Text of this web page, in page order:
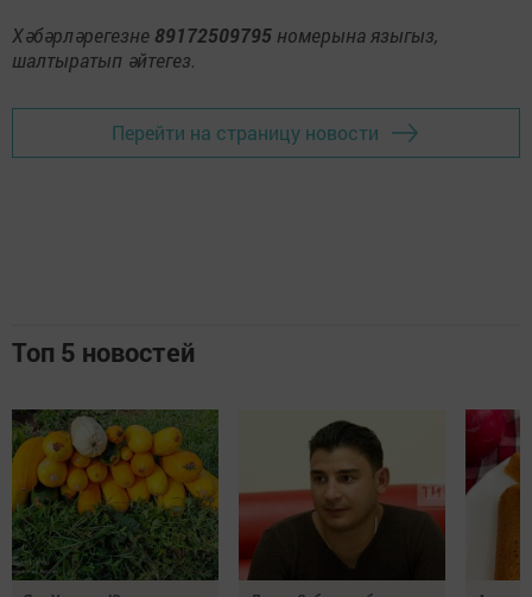
Хәбәрләрегезне 89172509795 номерына языгыз,
шалтыратып әйтегез.
Перейти на страницу новости
Топ 5 новостей